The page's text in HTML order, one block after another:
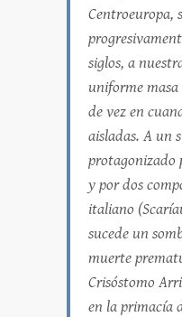
Centroeuropa,
siglos, a
uniforme
de vez en
aisladas. A un
protagonizado
y por dos
italiano
sucede un
muerte
Crisóstomo
en la primacía